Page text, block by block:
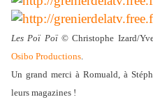
Les Poï Poï© Christophe Izard/
Osibo Productions.
Un grand merci à Romuald, à
leurs magazines !